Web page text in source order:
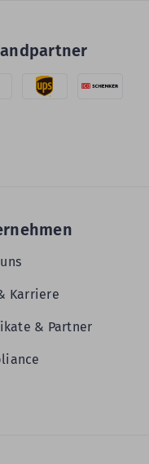
Karriere
& Partner